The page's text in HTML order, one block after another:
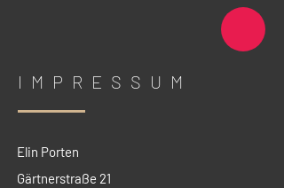
IMPRESSUM
Elin Porten
Gärtnerstraße 21